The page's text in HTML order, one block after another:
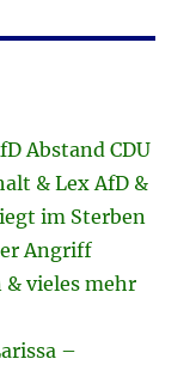
Abstand CDU
& Lex AfD &
im Sterben
Angriff
& vieles mehr
–